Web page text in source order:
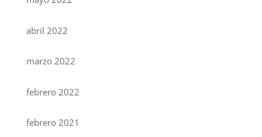
abril 2022
marzo 2022
febrero 2022
febrero 2021